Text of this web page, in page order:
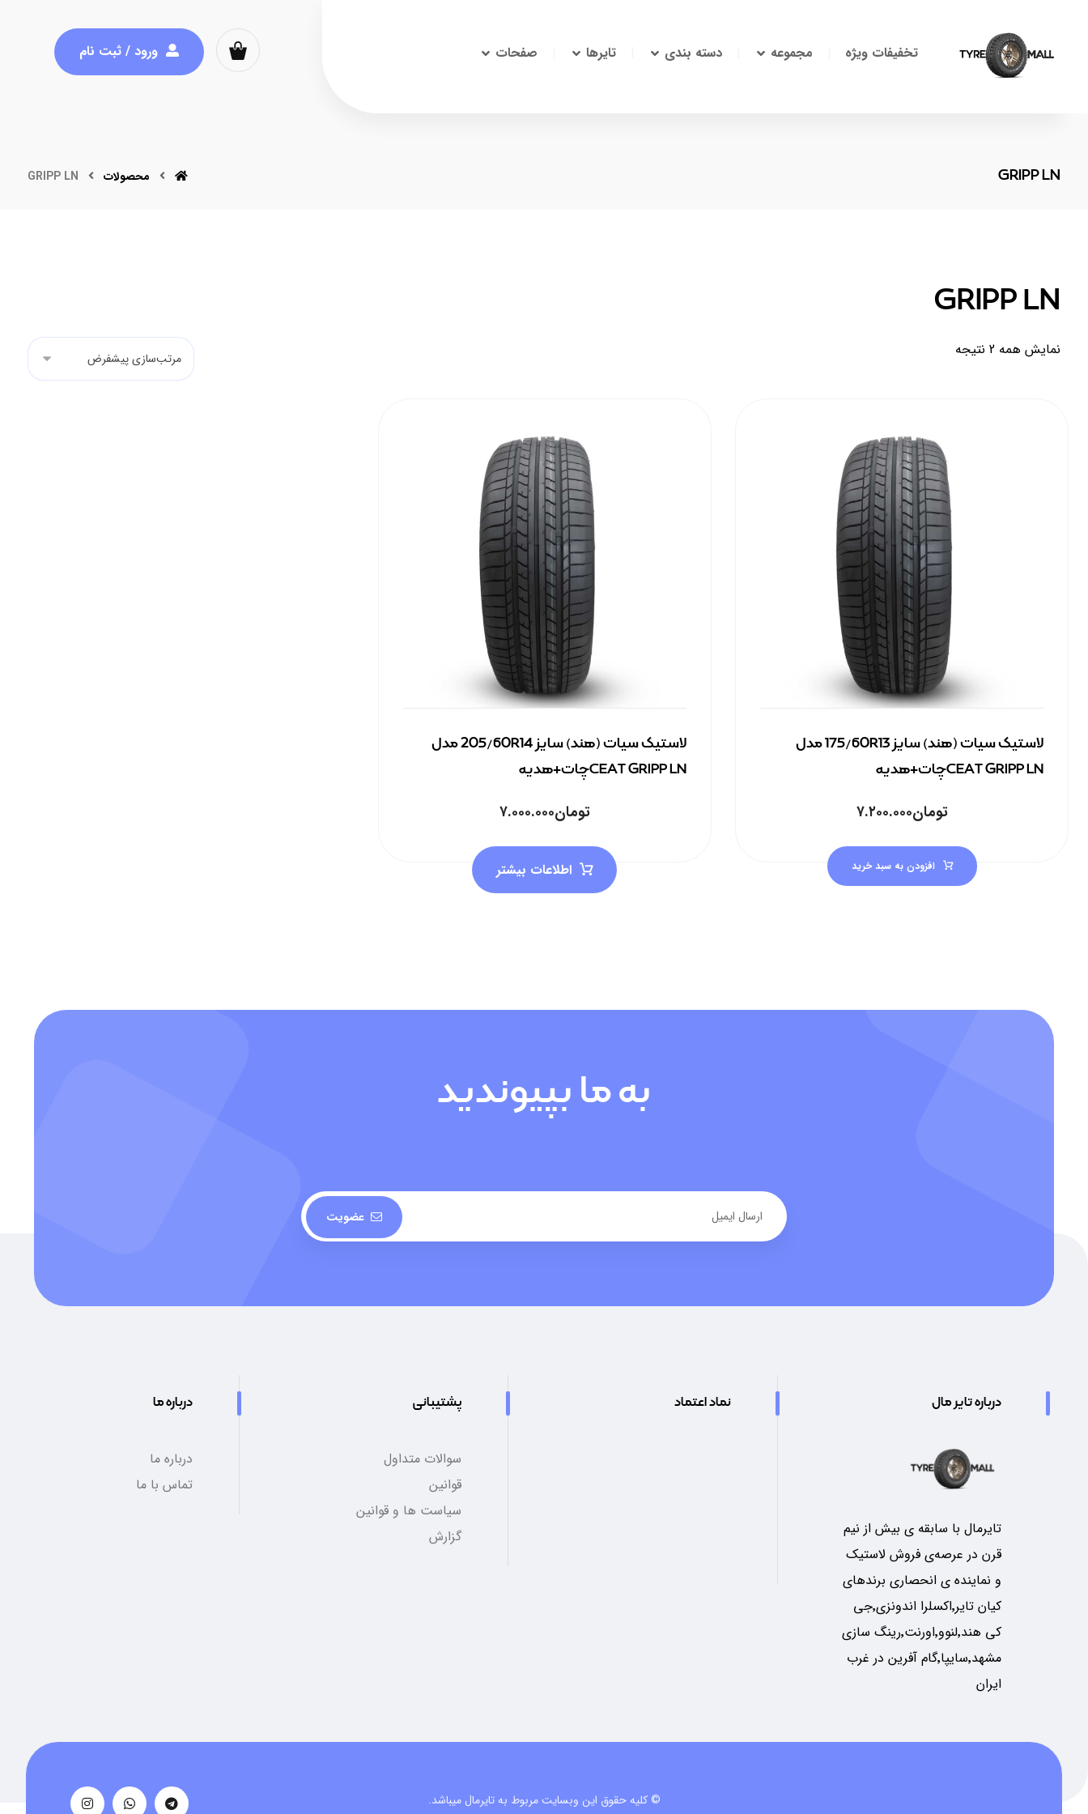
تخفیفات ویژه مجموعه دسته بندی تایرها صفحات ورود / ثبت نام
GRIPP LN محصولات GRIPP LN
GRIPP LN
نمایش همه 2 نتیجه
لاستیک سیات (هند) سایز 175/60R13 مدل
CEAT GRIPP LNچات+هدیه
تومان۷.۲۰۰.۰۰۰
افزودن به سبد خرید
لاستیک سیات (هند) سایز 205/60R14 مدل
CEAT GRIPP LNچات+هدیه
تومان۷.۰۰۰.۰۰۰
اطلاعات بیشتر
به ما بپیوندید
عضویت
درباره تایر مال
تایرمال با سابقه ی بیش از نیم
قرن در عرصه‌ی فروش لاستیک
و نماینده ی انحصاری برندهای
کیان تایر٬اکسلرا اندونزی٬جی
کی هند٬لنوو٬اورنت٬رینگ سازی
مشهد٬سایپا٬گام آفرین در غرب
ایران
نماد اعتماد پشتیبانی
سوالات متداول
قوانین
سیاست ها و قوانین
گزارش
درباره ما
درباره ما
تماس با ما
© کلیه حقوق این وبسایت مربوط به تایرمال میباشد.